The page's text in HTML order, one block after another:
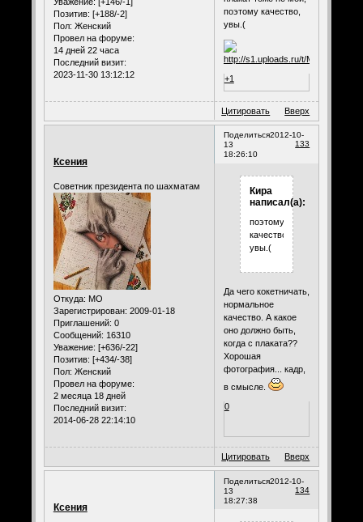
Позитив: [+188/-2]
Пол: Женский
Провел на форуме:
14 дней 22 часа
Последний визит:
2023-11-30 13:12:12
поэтому качество,
увы.(
+1
Цитировать Вверх
Поделиться
133
2012-10-
13
18:26:10
Ксения
Советник президента по шахматам
Откуда: МО
Зарегистрирован: 2009-01-18
Приглашений: 0
Сообщений: 16310
Уважение: [+636/-22]
Позитив: [+434/-38]
Пол: Женский
Провел на форуме:
2 месяца 18 дней
Последний визит:
2014-06-28 22:14:10
Кира
написал(а):
поэтому
качество,
увы.(
Да чего кокетничать,
нормальное
качество. А какое
оно должно быть,
когда с плаката??
Хорошая
фотография... кадр,
в смысле.
0
Цитировать Вверх
Поделиться
134
2012-10-
13
18:27:38
Ксения